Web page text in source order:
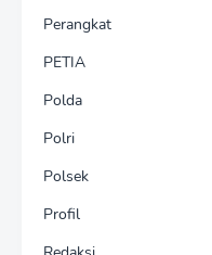
Perangkat
PETIA
Polda
Polri
Polsek
Profil